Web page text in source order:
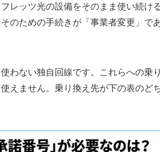
レッツ光の設備をそのまま使い続け
のための手続きが「事業者変更」で
わない独自回線です。これらへの乗
えません。乗り換え先が下の表のど